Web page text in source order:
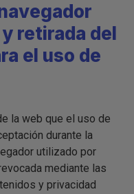
retirada del
el uso de
la web que el uso de
durante la
utilizado por
mediante las
y privacidad